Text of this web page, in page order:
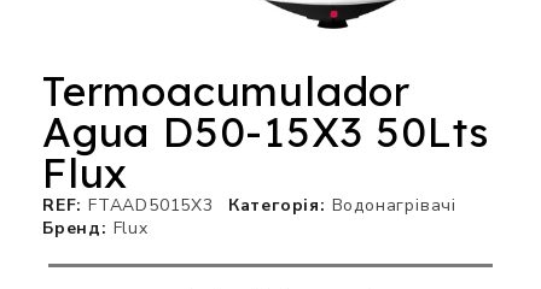
Termoacumulador
Agua D50-15X3 50Lts
Flux
REF FTAAD5015X3 Категорія
Водонагрівачі
Бренд
Flux